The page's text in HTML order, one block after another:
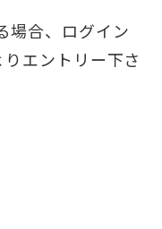
場合、ログイン
エントリー下さ